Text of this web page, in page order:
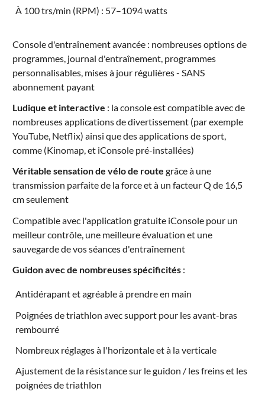
À 100 trs/min (RPM) : 57–1094 watts
Console d'entraînement avancée : nombreuses options de
programmes, journal d'entraînement, programmes
personnalisables, mises à jour régulières - SANS
abonnement payant
Ludique et interactive : la console est compatible avec de
nombreuses applications de divertissement (par exemple
YouTube, Netflix) ainsi que des applications de sport,
comme (Kinomap, et iConsole pré-installées)
Véritable sensation de vélo de route grâce à une
transmission parfaite de la force et à un facteur Q de 16,5
cm seulement
Compatible avec l'application gratuite iConsole pour un
meilleur contrôle, une meilleure évaluation et une
sauvegarde de vos séances d'entraînement
Guidon avec de nombreuses spécificités :
Antidérapant et agréable à prendre en main
Poignées de triathlon avec support pour les avant-bras
rembourré
Nombreux réglages à l'horizontale et à la verticale
Ajustement de la résistance sur le guidon / les freins et les
poignées de triathlon